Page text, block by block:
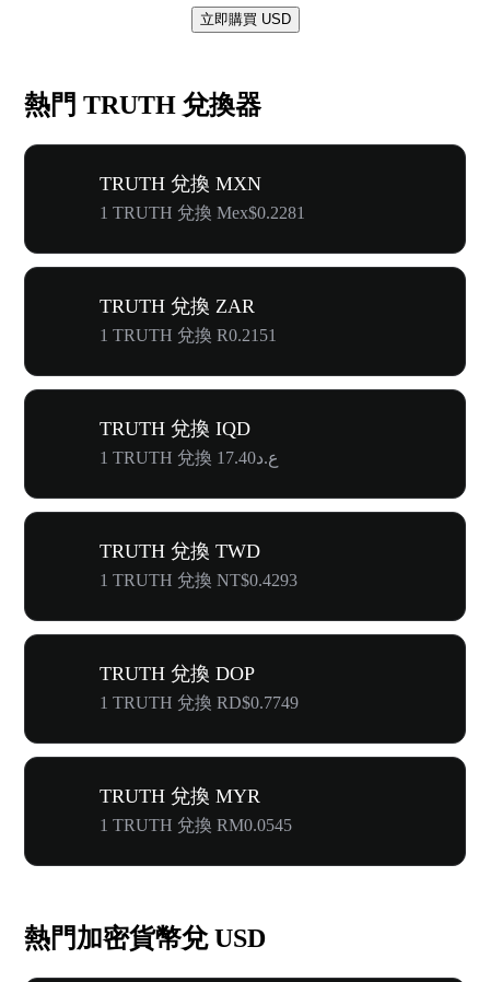
立即購買 USD
熱門 TRUTH 兌換器
TRUTH 兌換 MXN
1 TRUTH 兌換 Mex$0.2281
TRUTH 兌換 ZAR
1 TRUTH 兌換 R0.2151
TRUTH 兌換 IQD
1 TRUTH 兌換 ع.د17.40
TRUTH 兌換 TWD
1 TRUTH 兌換 NT$0.4293
TRUTH 兌換 DOP
1 TRUTH 兌換 RD$0.7749
TRUTH 兌換 MYR
1 TRUTH 兌換 RM0.0545
熱門加密貨幣兌 USD